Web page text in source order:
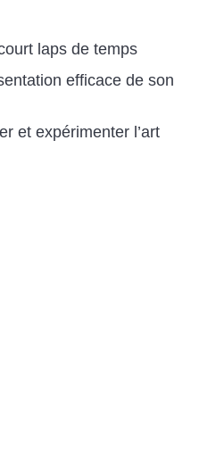
laps de temps
efficace de son
et expérimenter l’art